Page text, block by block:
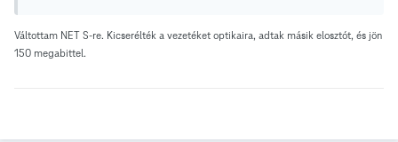
Váltottam NET S-re. Kicserélték a vezetéket optikaira, adtak másik elosztót, és jön
150 megabittel.